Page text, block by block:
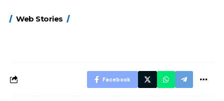
Web Stories
FASTag के ये नए
Facebook